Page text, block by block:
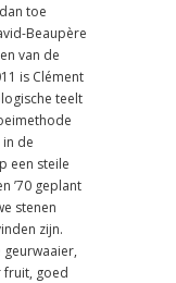
toe
Beaupère
van de
is Clément
teelt
de
een steile
’70 geplant
stenen
zijn.
fruit, goed